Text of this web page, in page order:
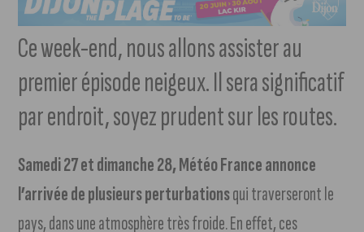
Ce week-end, nous allons assister au
premier épisode neigeux. Il sera significatif
par endroit, soyez prudent sur les routes.
Samedi 27 et dimanche 28, Météo France annonce
l’arrivée de plusieurs perturbationsqui traverseront le
pays, dans une atmosphère très froide. En effet, ces